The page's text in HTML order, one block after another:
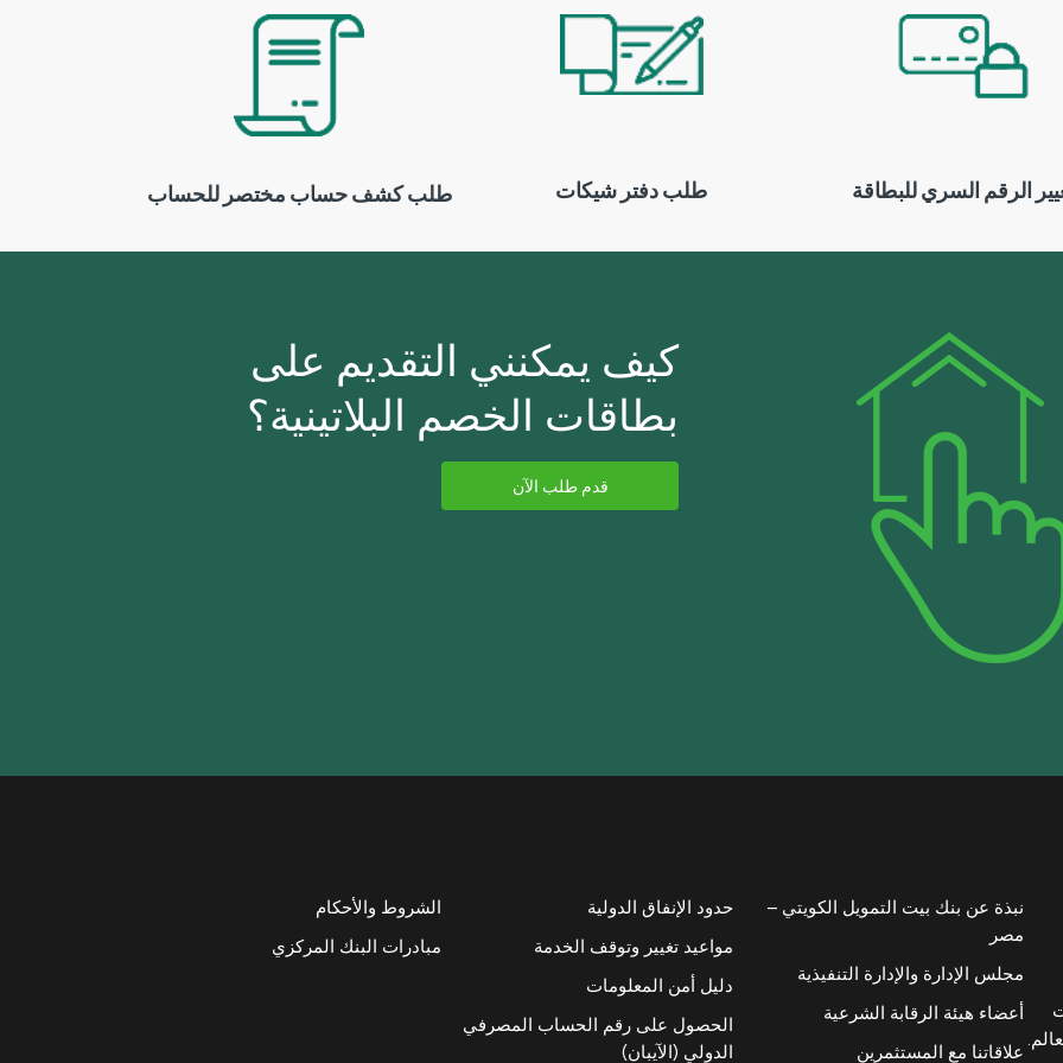
الرقم السري للبطاقة طلب دفتر شيكات طلب كشف حساب مختصر للحساب
كيف يمكنني التقديم على
بطاقات الخصم البلاتينية؟
قدم طلب الآن
نبذة عن بنك بيت التمويل الكويتي –
مصر
مجلس الإدارة والإدارة التنفيذية
أعضاء هيئة الرقابة الشرعية
علاقاتنا مع المستثمرين
حدود الإنفاق الدولية
مواعيد تغيير وتوقف الخدمة
دليل أمن المعلومات
الحصول على رقم الحساب المصرفي
الدولي (الآيبان)
الشروط والأحكام
مبادرات البنك المركزي